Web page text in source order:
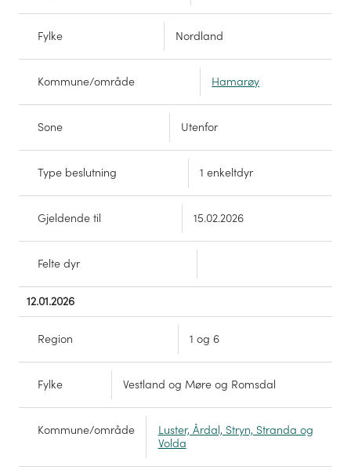
Fylke Nordland
Kommune/område Hamarøy
Sone Utenfor
Type beslutning 1 enkeltdyr
Gjeldende til 15.02.2026
Felte dyr
12.01.2026
Region 1 og 6
Fylke Vestland og Møre og Romsdal
Kommune/område
Luster, Årdal, Stryn, Stranda og
Volda